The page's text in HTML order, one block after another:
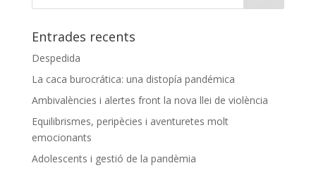
Entrades recents
Despedida
La caca burocrática: una distopía pandémica
Ambivalències i alertes front la nova llei de violència
Equilibrismes, peripècies i aventuretes molt
emocionants
Adolescents i gestió de la pandèmia